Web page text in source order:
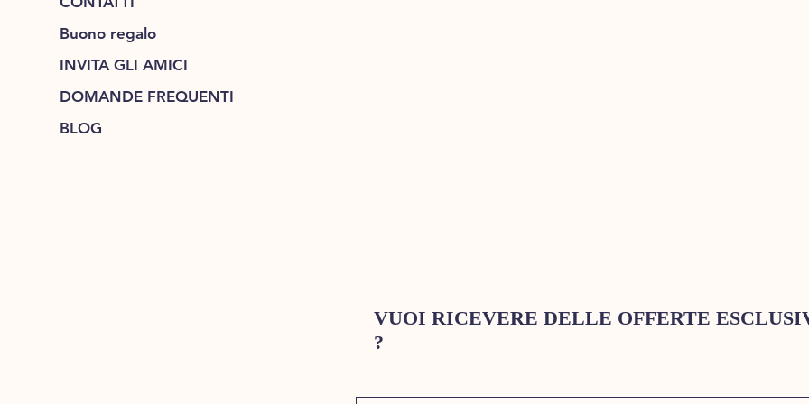
Buono regalo
INVITA GLI AMICI
DOMANDE FREQUENTI
BLOG
VUOI RICEVERE DELLE OFFERTE
?